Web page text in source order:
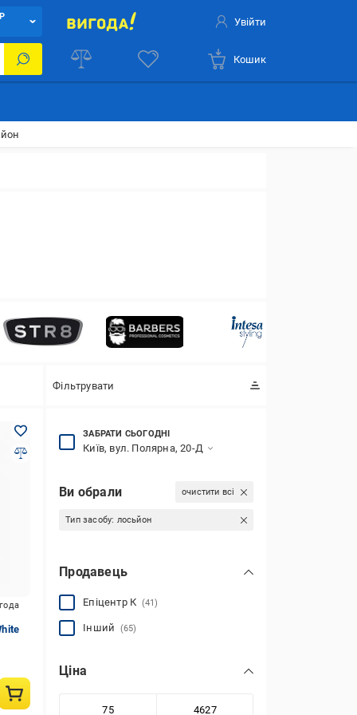
Увійти
Кошик
Фільтрувати
ЗАБРАТИ СЬОГОДНІ
Київ, вул. Полярна, 20-Д
Ви обрали очистити всі
Тип засобу: лосьйон
Продавець
Епіцентр К (41)
Інший (65)
Ціна